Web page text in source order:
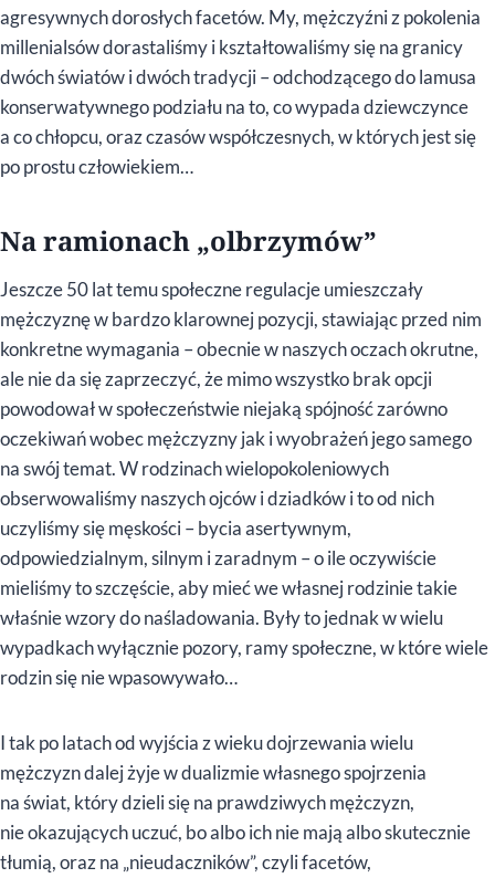
agresywnych dorosłych facetów. My, mężczyźni z pokolenia
millenialsów dorastaliśmy i kształtowaliśmy się na granicy
dwóch światów i dwóch tradycji – odchodzącego do lamusa
konserwatywnego podziału na to, co wypada dziewczynce
a co chłopcu, oraz czasów współczesnych, w których jest się
po prostu człowiekiem…
Na ramionach „olbrzymów”
Jeszcze 50 lat temu społeczne regulacje umieszczały
mężczyznę w bardzo klarownej pozycji, stawiając przed nim
konkretne wymagania – obecnie w naszych oczach okrutne,
ale nie da się zaprzeczyć, że mimo wszystko brak opcji
powodował w społeczeństwie niejaką spójność zarówno
oczekiwań wobec mężczyzny jak i wyobrażeń jego samego
na swój temat. W rodzinach wielopokoleniowych
obserwowaliśmy naszych ojców i dziadków i to od nich
uczyliśmy się męskości – bycia asertywnym,
odpowiedzialnym, silnym i zaradnym – o ile oczywiście
mieliśmy to szczęście, aby mieć we własnej rodzinie takie
właśnie wzory do naśladowania. Były to jednak w wielu
wypadkach wyłącznie pozory, ramy społeczne, w które wiele
rodzin się nie wpasowywało…
I tak po latach od wyjścia z wieku dojrzewania wielu
mężczyzn dalej żyje w dualizmie własnego spojrzenia
na świat, który dzieli się na prawdziwych mężczyzn,
nie okazujących uczuć, bo albo ich nie mają albo skutecznie
tłumią, oraz na „nieudaczników”, czyli facetów,